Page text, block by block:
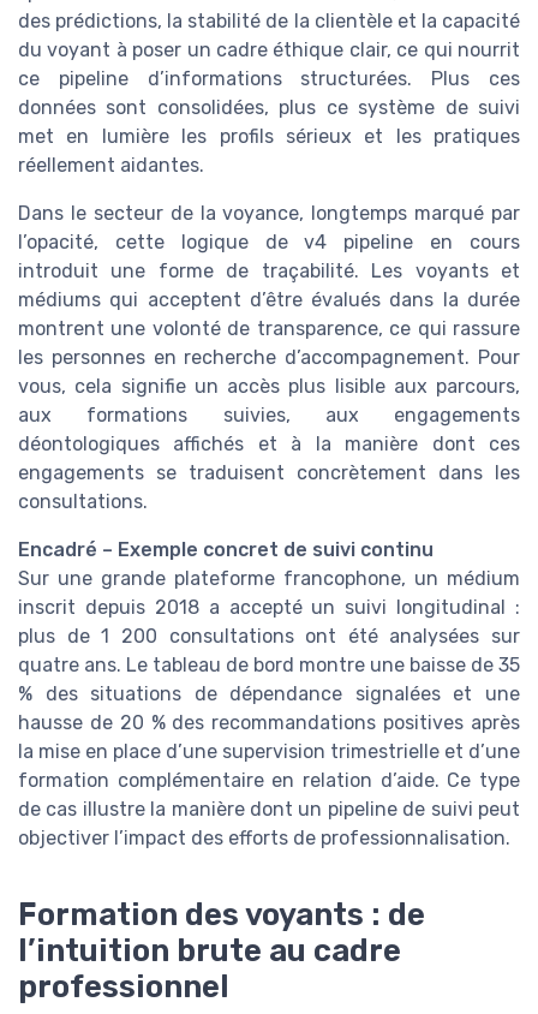
des prédictions, la stabilité de la clientèle et la capacité
du voyant à poser un cadre éthique clair, ce qui nourrit
ce pipeline d’informations structurées. Plus ces
données sont consolidées, plus ce système de suivi
met en lumière les profils sérieux et les pratiques
réellement aidantes.
Dans le secteur de la voyance, longtemps marqué par
l’opacité, cette logique de v4 pipeline en cours
introduit une forme de traçabilité. Les voyants et
médiums qui acceptent d’être évalués dans la durée
montrent une volonté de transparence, ce qui rassure
les personnes en recherche d’accompagnement. Pour
vous, cela signifie un accès plus lisible aux parcours,
aux formations suivies, aux engagements
déontologiques affichés et à la manière dont ces
engagements se traduisent concrètement dans les
consultations.
Encadré – Exemple concret de suivi continu
Sur une grande plateforme francophone, un médium
inscrit depuis 2018 a accepté un suivi longitudinal :
plus de 1 200 consultations ont été analysées sur
quatre ans. Le tableau de bord montre une baisse de 35
% des situations de dépendance signalées et une
hausse de 20 % des recommandations positives après
la mise en place d’une supervision trimestrielle et d’une
formation complémentaire en relation d’aide. Ce type
de cas illustre la manière dont un pipeline de suivi peut
objectiver l’impact des efforts de professionnalisation.
Formation des voyants : de
l’intuition brute au cadre
professionnel